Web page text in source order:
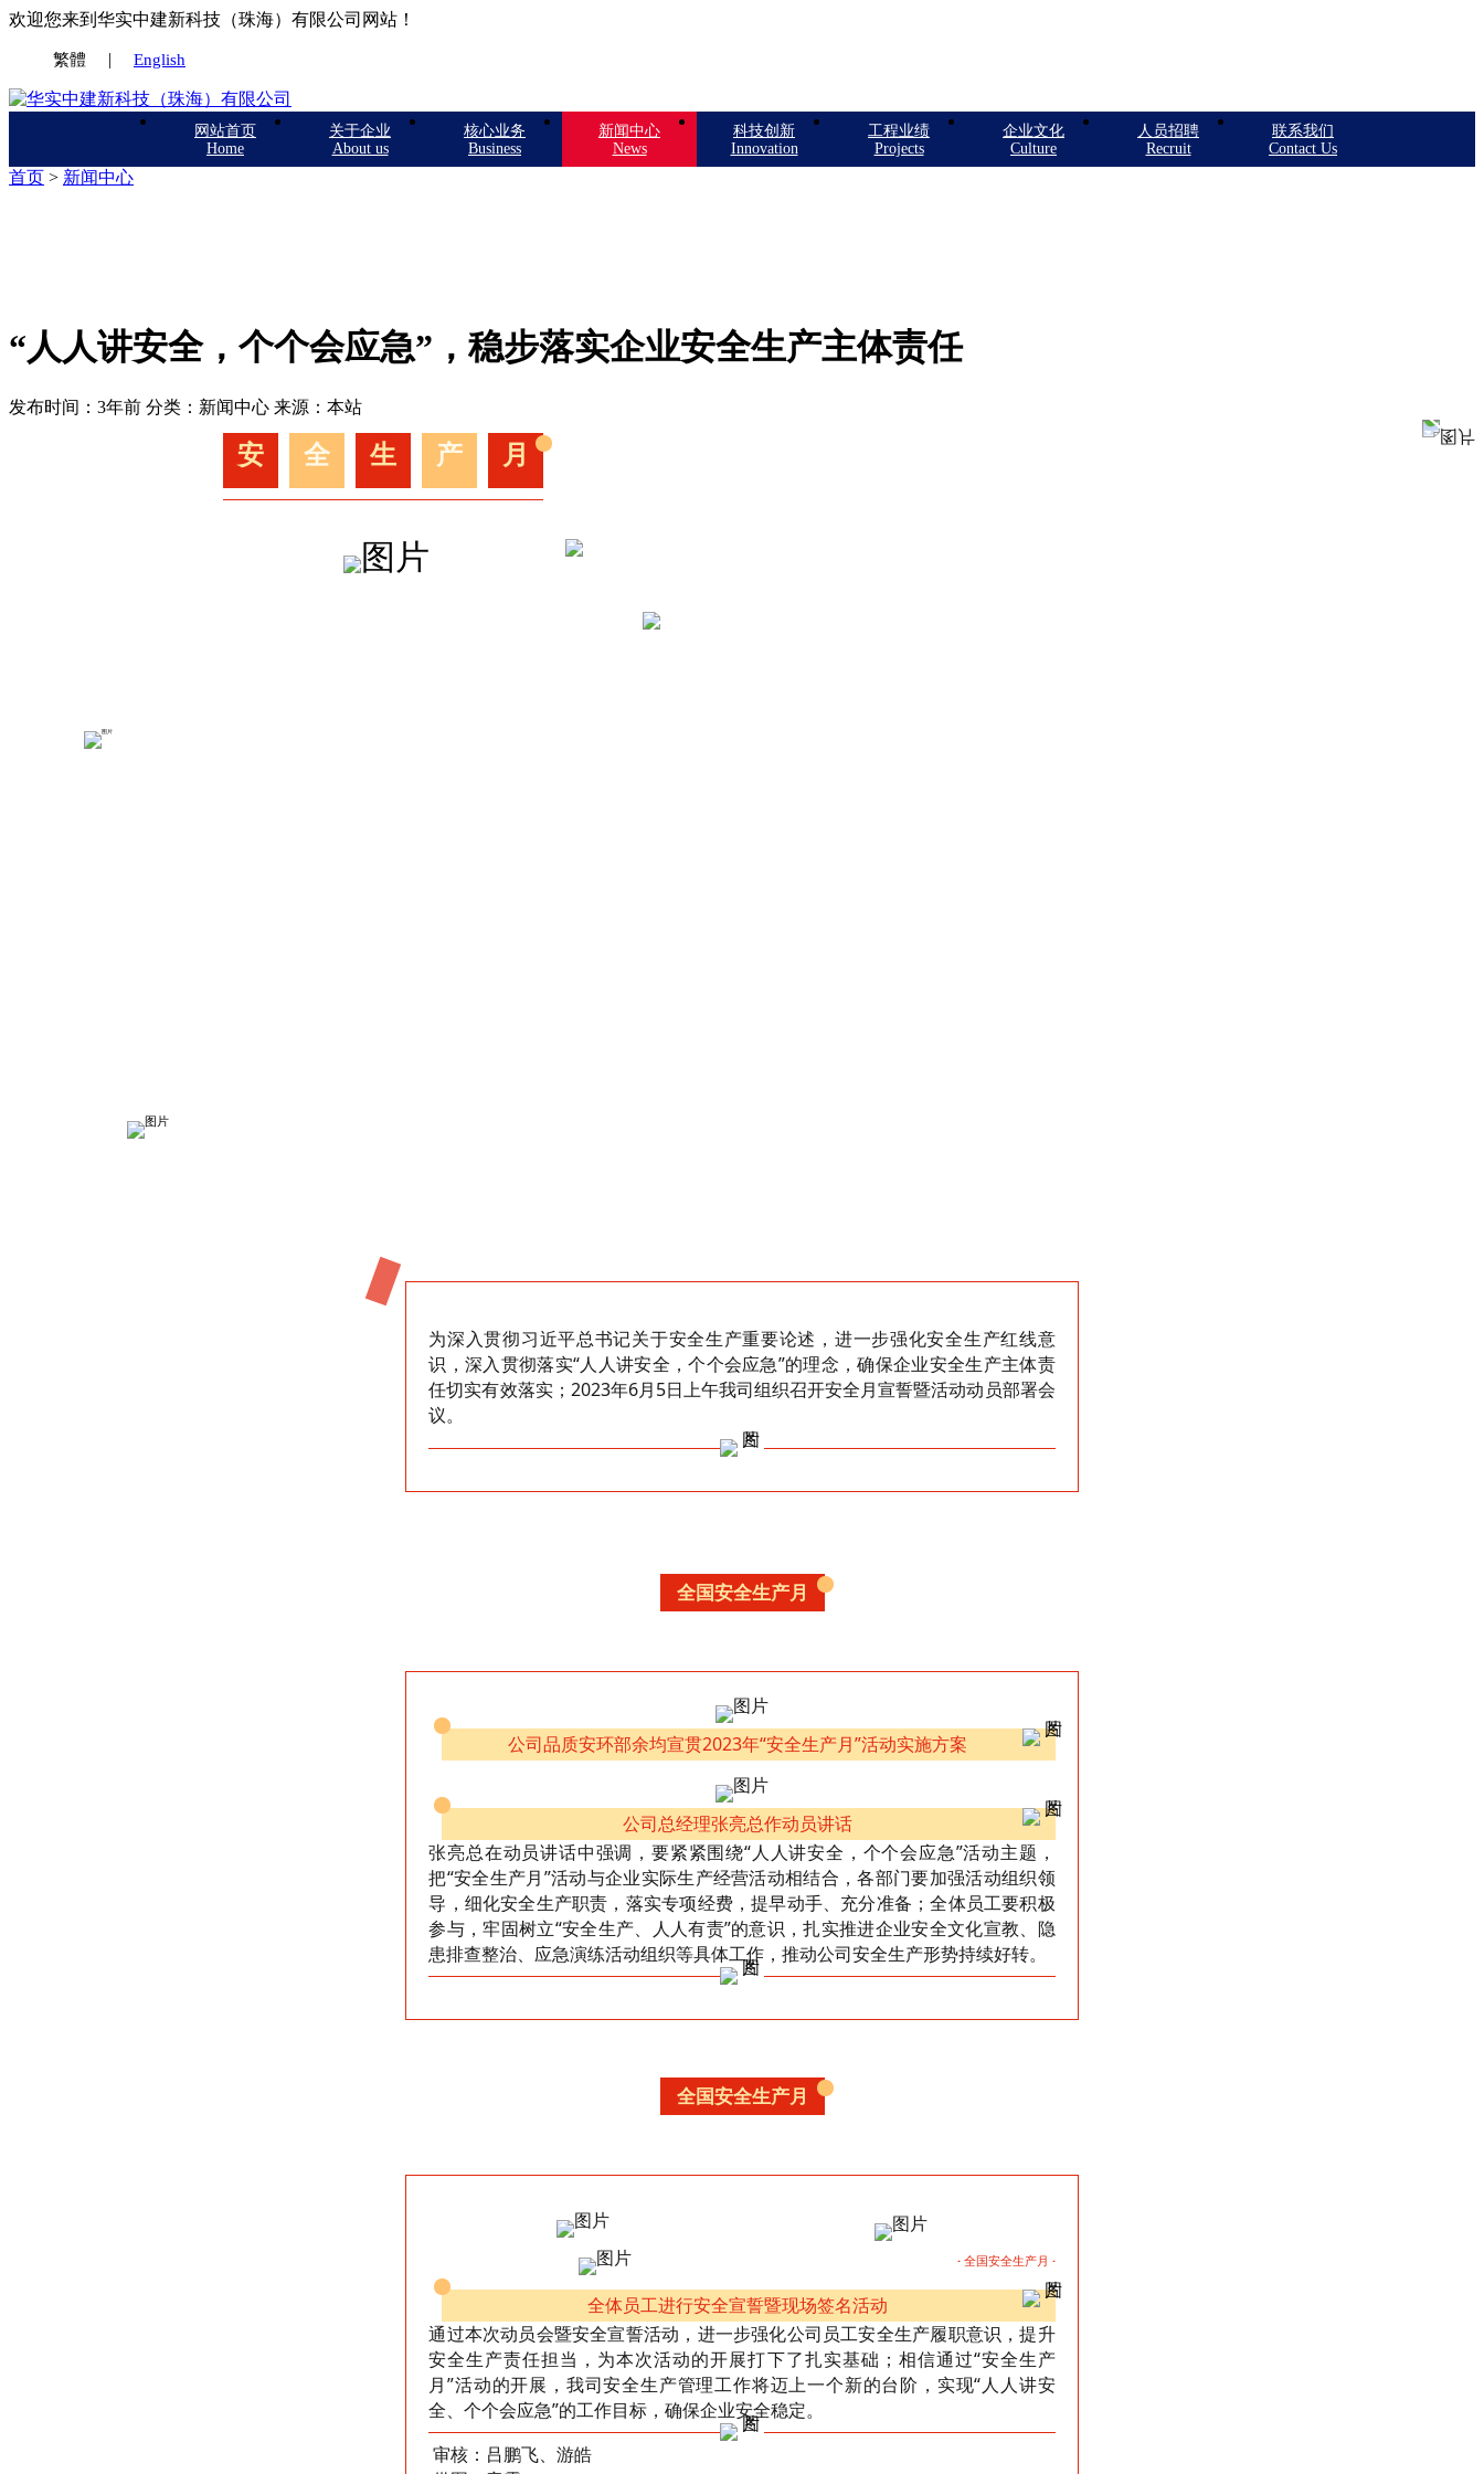
欢迎您来到华实中建新科技（珠海）有限公司网站！
繁體 | English
网站首页
Home
关于企业
About us
核心业务
Business
新闻中心
News
科技创新
Innovation
工程业绩
Projects
企业文化
Culture
人员招聘
Recruit
联系我们
Contact Us
首页 > 新闻中心
“人人讲安全，个个会应急”，稳步落实企业安全生产主体责任
发布时间：3年前 分类：新闻中心 来源：本站
安 全 生 产 月
为深入贯彻习近平总书记关于安全生产重要论述，进一步强化安全生产红线意
识，深入贯彻落实“人人讲安全，个个会应急”的理念，确保企业安全生产主体责
任切实有效落实；2023年6月5日上午我司组织召开安全月宣誓暨活动动员部署会
议。
全国安全生产月
公司品质安环部余均宣贯2023年“安全生产月”活动实施方案
公司总经理张亮总作动员讲话
张亮总在动员讲话中强调，要紧紧围绕“人人讲安全，个个会应急”活动主题，
把“安全生产月”活动与企业实际生产经营活动相结合，各部门要加强活动组织领
导，细化安全生产职责，落实专项经费，提早动手、充分准备；全体员工要积极
参与，牢固树立“安全生产、人人有责”的意识，扎实推进企业安全文化宣教、隐
患排查整治、应急演练活动组织等具体工作，推动公司安全生产形势持续好转。
全国安全生产月
·全国安全生产月 ·
全体员工进行安全宣誓暨现场签名活动
通过本次动员会暨安全宣誓活动，进一步强化公司员工安全生产履职意识，提升
安全生产责任担当，为本次活动的开展打下了扎实基础；相信通过“安全生产
月”活动的开展，我司安全生产管理工作将迈上一个新的台阶，实现“人人讲安
全、个个会应急”的工作目标，确保企业安全稳定。
审核：吕鹏飞、游皓